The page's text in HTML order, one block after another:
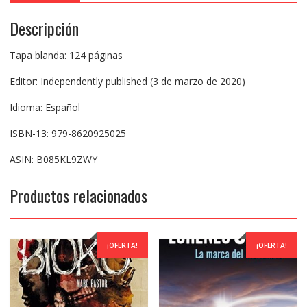
Descripción
Tapa blanda: 124 páginas
Editor: Independently published (3 de marzo de 2020)
Idioma: Español
ISBN-13: 979-8620925025
ASIN: B085KL9ZWY
Productos relacionados
¡OFERTA! ¡OFERTA!